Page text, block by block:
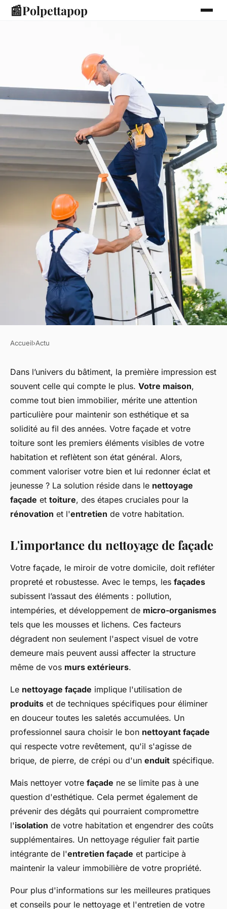
📰Polpettapop
Rénover l'aspect de votre
maison par le nettoyage de
façade et toiture
dion•26 avril 2024•2 min de lecture
Accueil›Actu
Dans l’univers du bâtiment, la première impression est
souvent celle qui compte le plus. Votre maison,
comme tout bien immobilier, mérite une attention
particulière pour maintenir son esthétique et sa
solidité au fil des années. Votre façade et votre
toiture sont les premiers éléments visibles de votre
habitation et reflètent son état général. Alors,
comment valoriser votre bien et lui redonner éclat et
jeunesse ? La solution réside dans le nettoyage
façade et toiture, des étapes cruciales pour la
rénovation et l'entretien de votre habitation.
L'importance du nettoyage de façade
Votre façade, le miroir de votre domicile, doit refléter
propreté et robustesse. Avec le temps, les façades
subissent l’assaut des éléments : pollution,
intempéries, et développement de micro-organismes
tels que les mousses et lichens. Ces facteurs
dégradent non seulement l'aspect visuel de votre
demeure mais peuvent aussi affecter la structure
même de vos murs extérieurs.
Le nettoyage façade implique l'utilisation de
produits et de techniques spécifiques pour éliminer
en douceur toutes les saletés accumulées. Un
professionnel saura choisir le bon nettoyant façade
qui respecte votre revêtement, qu'il s'agisse de
brique, de pierre, de crépi ou d'un enduit spécifique.
Mais nettoyer votre façade ne se limite pas à une
question d'esthétique. Cela permet également de
prévenir des dégâts qui pourraient compromettre
l'isolation de votre habitation et engendrer des coûts
supplémentaires. Un nettoyage régulier fait partie
intégrante de l'entretien façade et participe à
maintenir la valeur immobilière de votre propriété.
Pour plus d'informations sur les meilleures pratiques
et conseils pour le nettoyage et l'entretien de votre